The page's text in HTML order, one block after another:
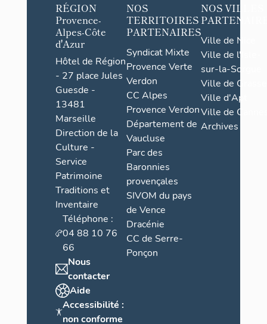
RÉGION
Provence-
Alpes-Côte
d'Azur
Hôtel de Région
- 27 place Jules
Guesde -
13481
Marseille
Direction de la
Culture -
Service
Patrimoine
Traditions et
Inventaire
Téléphone :
04 88 10 76
66
Nous
contacter
Aide
Accessibilité :
non conforme
NOS
TERRITOIRES
PARTENAIRES
Syndicat Mixte
Provence Verte
Verdon
CC Alpes
Provence Verdon
Département de
Vaucluse
Parc des
Baronnies
provençales
SIVOM du pays
de Vence
Dracénie
CC de Serre-
Ponçon
NOS VILLES
Ville de Nice
Ville de l'Isle-
sur-la-Sorgue
Ville de Grasse
Ville d'Apt
Ville de
Archives